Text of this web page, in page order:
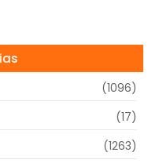
(1096)
(17)
(1263)